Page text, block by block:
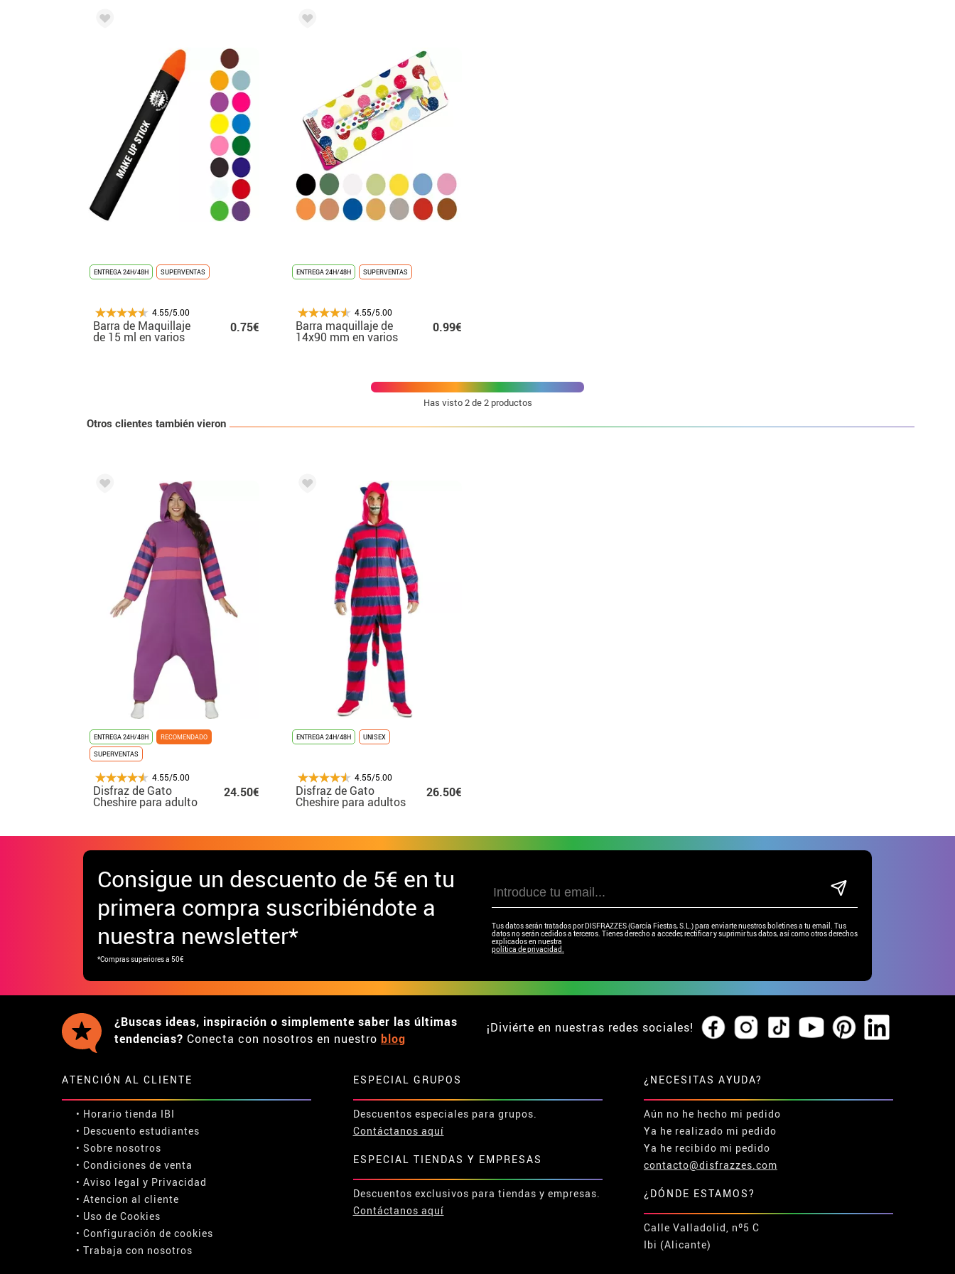
ENTREGA 24H/48H SUPERVENTAS
4.55/5.00
Barra de Maquillaje
de 15 ml en varios
0.75€
ENTREGA 24H/48H SUPERVENTAS
4.55/5.00
Barra maquillaje de
14x90 mm en varios
0.99€
Has visto2de 2 productos
Otros clientes también vieron
ENTREGA 24H/48H
RECOMENDADO
SUPERVENTAS
4.55/5.00
Disfraz de Gato
Cheshire para adulto
24.50€
ENTREGA 24H/48H UNISEX
4.55/5.00
Disfraz de Gato
Cheshire para adultos
26.50€
Consigue un descuento de 5€ en tu
primera compra suscribiéndote a
nuestra newsletter*
*Compras superiores a 50€
Tus datos serán tratados por DISFRAZZES (García Fiestas, S.L.) para enviarte nuestros boletines a tu email. Tus
datos no serán cedidos a terceros. Tienes derecho a acceder, rectificar y suprimir tus datos, así como otros derechos
explicados en nuestra
política de privacidad.
¿Buscas ideas, inspiración o simplemente saber las últimas
tendencias? Conecta con nosotros en nuestro blog
¡Diviérte en nuestras redes sociales!
ATENCIÓN AL CLIENTE
• Horario tienda IBI
• Descuento estudiantes
• Sobre nosotros
• Condiciones de venta
• Aviso legal y Privacidad
• Atencion al cliente
• Uso de Cookies
• Configuración de cookies
• Trabaja con nosotros
ESPECIAL GRUPOS
Descuentos especiales para grupos.
Contáctanos aquí
ESPECIAL TIENDAS Y EMPRESAS
Descuentos exclusivos para tiendas y empresas.
Contáctanos aquí
¿NECESITAS AYUDA?
Aún no he hecho mi pedido
Ya he realizado mi pedido
Ya he recibido mi pedido
contacto@disfrazzes.com
¿DÓNDE ESTAMOS?
Calle Valladolid, nº5 C
Ibi (Alicante)